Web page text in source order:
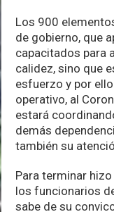
Los 900
de gobierno, que
capacitados para
calidez, sino que
esfuerzo y por
operativo, al
estará
demás
también su
Para terminar
los funcionarios
sabe de su